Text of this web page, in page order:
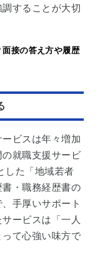
することが大切
接の答え方や履歴
ビスは年々増加
就職支援サービ
した「地域若者
・職務経歴書の
手厚いサポート
ービスは「一人
て心強い味方で